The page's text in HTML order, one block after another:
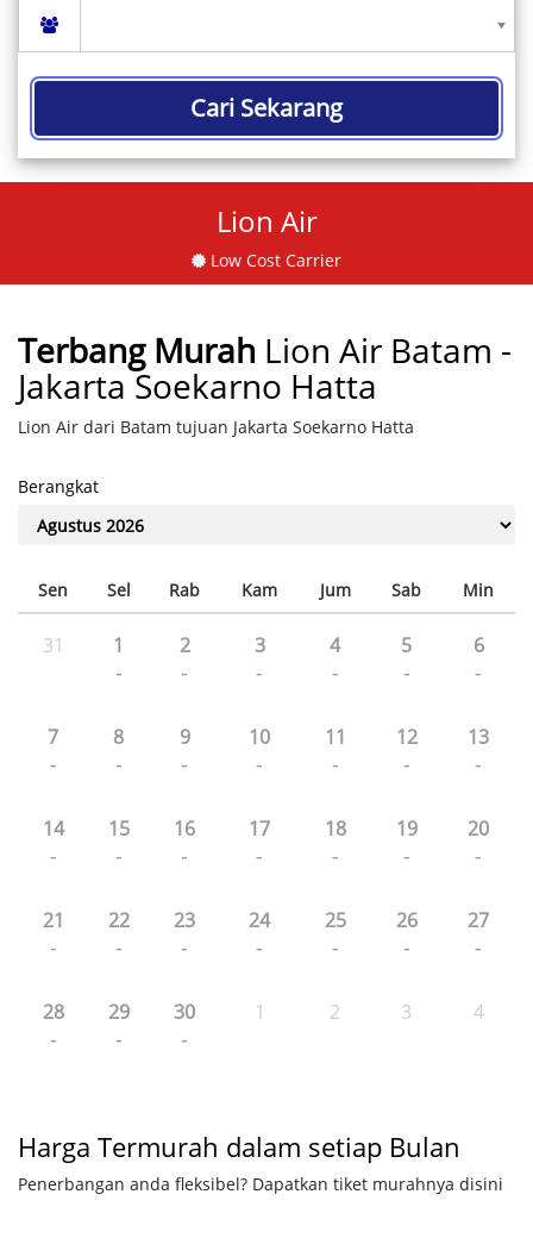
Cari Sekarang
Lion Air
Low Cost Carrier
Terbang Murah Lion Air Batam -
Jakarta Soekarno Hatta
Lion Air dari Batam tujuan Jakarta Soekarno Hatta
Berangkat
Sen Sel Rab Kam Jum Sab Min
31 1
-
2
-
3
-
4
-
5
-
6
-
7
-
8
-
9
-
10
-
11
-
12
-
13
-
14
-
15
-
16
-
17
-
18
-
19
-
20
-
21
-
22
-
23
-
24
-
25
-
26
-
27
-
28
-
29
-
30
-
1 2 3 4
Harga Termurah dalam setiap Bulan
Penerbangan anda fleksibel? Dapatkan tiket murahnya disini